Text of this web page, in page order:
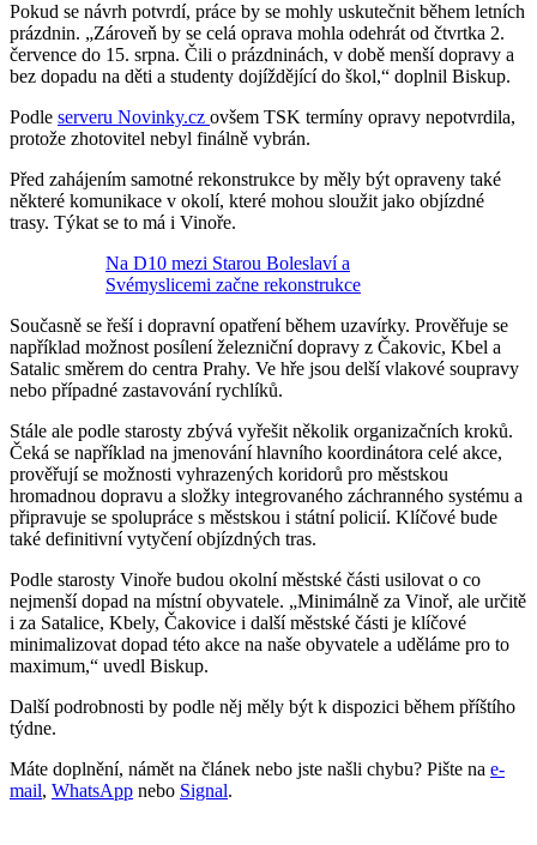
Pokud se návrh potvrdí, práce by se mohly uskutečnit během letních
prázdnin. „Zároveň by se celá oprava mohla odehrát od čtvrtka 2.
července do 15. srpna. Čili o prázdninách, v době menší dopravy a
bez dopadu na děti a studenty dojíždějící do škol,“ doplnil Biskup.
Podle serveru Novinky.cz ovšem TSK termíny opravy nepotvrdila,
protože zhotovitel nebyl finálně vybrán.
Před zahájením samotné rekonstrukce by měly být opraveny také
některé komunikace v okolí, které mohou sloužit jako objízdné
trasy. Týkat se to má i Vinoře.
Na D10 mezi Starou Boleslaví a
Svémyslicemi začne rekonstrukce
Současně se řeší i dopravní opatření během uzavírky. Prověřuje se
například možnost posílení železniční dopravy z Čakovic, Kbel a
Satalic směrem do centra Prahy. Ve hře jsou delší vlakové soupravy
nebo případné zastavování rychlíků.
Stále ale podle starosty zbývá vyřešit několik organizačních kroků.
Čeká se například na jmenování hlavního koordinátora celé akce,
prověřují se možnosti vyhrazených koridorů pro městskou
hromadnou dopravu a složky integrovaného záchranného systému a
připravuje se spolupráce s městskou i státní policií. Klíčové bude
také definitivní vytyčení objízdných tras.
Podle starosty Vinoře budou okolní městské části usilovat o co
nejmenší dopad na místní obyvatele. „Minimálně za Vinoř, ale určitě
i za Satalice, Kbely, Čakovice i další městské části je klíčové
minimalizovat dopad této akce na naše obyvatele a uděláme pro to
maximum,“ uvedl Biskup.
Další podrobnosti by podle něj měly být k dispozici během příštího
týdne.
Máte doplnění, námět na článek nebo jste našli chybu? Pište na e-
mail, WhatsApp nebo Signal.